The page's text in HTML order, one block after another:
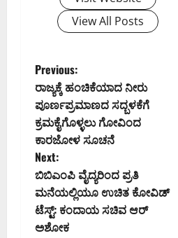
View All Posts
P
o
s
t
n
a
Previous:
ರಾಜ್ಯಕ್ಕೆ ಹಂಚಿಕೆಯಾದ ನೀರು
ಪೂರ್ಣಪ್ರಮಾಣದ ಸದ್ಬಳಕೆಗೆ
ಕ್ರಮಕೈಗೊಳ್ಳಲು ಗೋವಿಂದ
ಕಾರಜೋಳ ಸೂಚನೆ
Next:
ಬಿಬಿಎಂಪಿ ವೈದ್ಯರಿಂದ ಪ್ರತಿ
ಮನೆಯಲ್ಲಿಯೂ ಉಚಿತ ಕೋವಿಡ್
ಟೆಸ್ಟ್: ಕಂದಾಯ ಸಚಿವ ಆರ್
ಅಶೋಕ